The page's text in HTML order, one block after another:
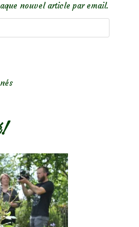
nouvel article par email.